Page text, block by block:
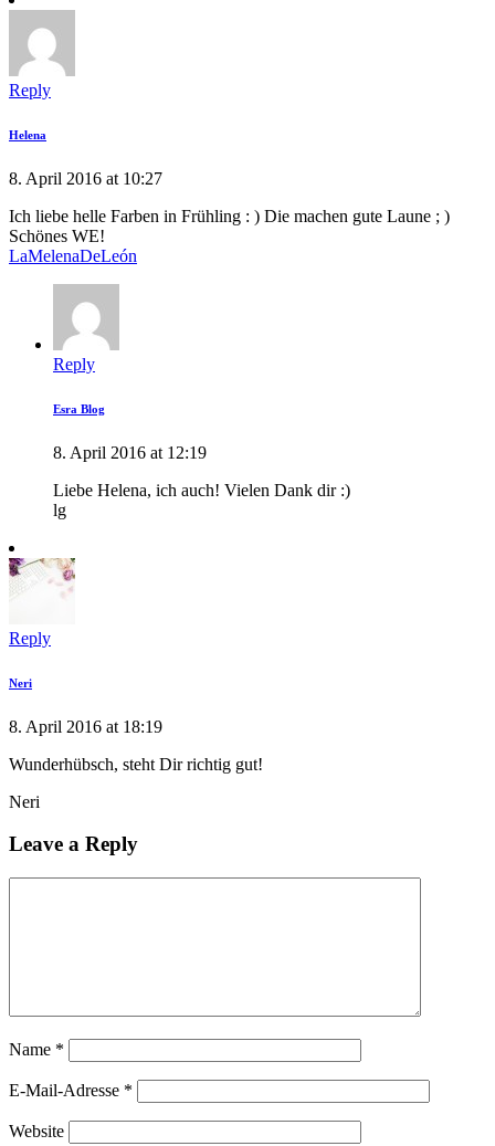
Reply
Helena
8. April 2016 at 10:27
Ich liebe helle Farben in Frühling : ) Die machen gute Laune ; )
Schönes WE!
LaMelenaDeLeón
Reply
Esra Blog
8. April 2016 at 12:19
Liebe Helena, ich auch! Vielen Dank dir :)
lg
Reply
Neri
8. April 2016 at 18:19
Wunderhübsch, steht Dir richtig gut!
Neri
Leave a Reply
Name *
E-Mail-Adresse *
Website